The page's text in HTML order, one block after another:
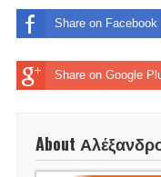
Share on Facebook
Share on Google
About